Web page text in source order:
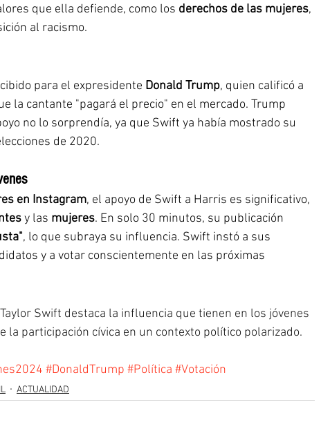
que ella defiende, como los derechos de las mujeres,
al racismo.
para el expresidente Donald Trump, quien calificó a
la cantante "pagará el precio" en el mercado. Trump
no lo sorprendía, ya que Swift ya había mostrado su
de 2020.
en Instagram, el apoyo de Swift a Harris es significativo,
y las mujeres. En solo 30 minutos, su publicación
, lo que subraya su influencia. Swift instó a sus
y a votar conscientemente en las próximas
Swift destaca la influencia que tienen en los jóvenes
la participación cívica en un contexto político polarizado.
#DonaldTrump #Política #Votación
ACTUALIDAD